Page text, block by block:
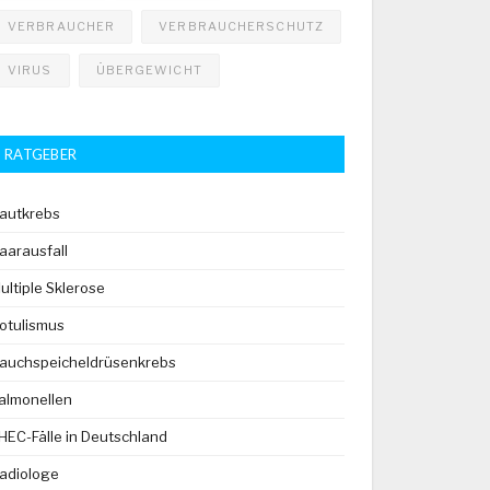
VERBRAUCHER VERBRAUCHERSCHUTZ
VIRUS ÜBERGEWICHT
RATGEBER
Sklerose
Fälle in Deutschland